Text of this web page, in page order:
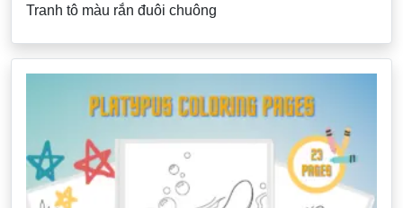
Tranh tô màu rắn đuôi chuông